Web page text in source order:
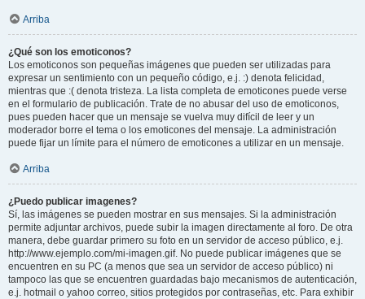
Arriba
¿Qué son los emoticonos?
Los emoticonos son pequeñas imágenes que pueden ser utilizadas para
expresar un sentimiento con un pequeño código, e.j. :) denota felicidad,
mientras que :( denota tristeza. La lista completa de emoticones puede verse
en el formulario de publicación. Trate de no abusar del uso de emoticonos,
pues pueden hacer que un mensaje se vuelva muy difícil de leer y un
moderador borre el tema o los emoticones del mensaje. La administración
puede fijar un límite para el número de emoticones a utilizar en un mensaje.
Arriba
¿Puedo publicar imagenes?
Sí, las imágenes se pueden mostrar en sus mensajes. Si la administración
permite adjuntar archivos, puede subir la imagen directamente al foro. De otra
manera, debe guardar primero su foto en un servidor de acceso público, e.j.
http://www.ejemplo.com/mi-imagen.gif. No puede publicar imágenes que se
encuentren en su PC (a menos que sea un servidor de acceso público) ni
tampoco las que se encuentren guardadas bajo mecanismos de autenticación,
e.j. hotmail o yahoo correo, sitios protegidos por contraseñas, etc. Para exhibir